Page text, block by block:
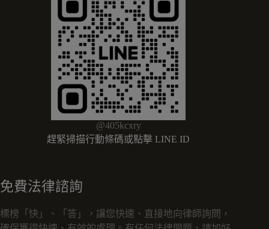
@405kcxry
趕緊掃描行動條碼或點擊 LINE ID
免費法律諮詢
標榜「快」、「答」，讓您快速、直接地向律師詢問，